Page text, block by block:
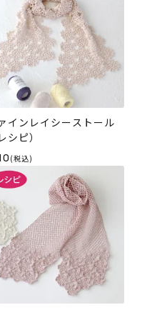
インレイシーストール
シピ）
(税込)